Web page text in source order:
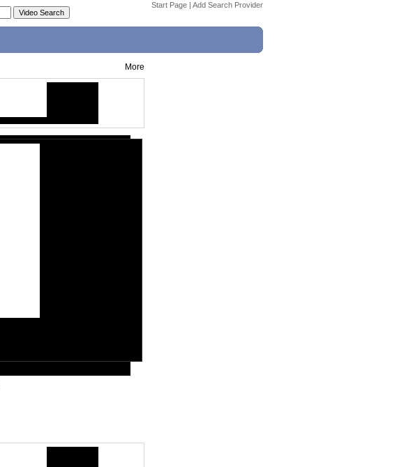
Start Page | Add Search Provider
More